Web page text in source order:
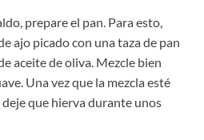
prepare el pan. Para esto,
ajo picado con una taza de pan
aceite de oliva. Mezcle bien
Una vez que la mezcla esté
que hierva durante unos